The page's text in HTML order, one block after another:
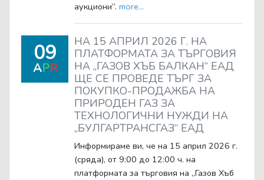
аукциони“. more...
09
APR
НА 15 АПРИЛ 2026 Г. НА
ПЛАТФОРМАТА ЗА ТЪРГОВИЯ
НА „ГАЗОВ ХЪБ БАЛКАН“ ЕАД
ЩЕ СЕ ПРОВЕДЕ ТЪРГ ЗА
ПОКУПКО-ПРОДАЖБА НА
ПРИРОДЕН ГАЗ ЗА
ТЕХНОЛОГИЧНИ НУЖДИ НА
„БУЛГАРТРАНСГАЗ“ ЕАД
Информираме ви, че на 15 април 2026 г.
(сряда), от 9:00 до 12:00 ч. на
платформата за търговия на „Газов Хъб